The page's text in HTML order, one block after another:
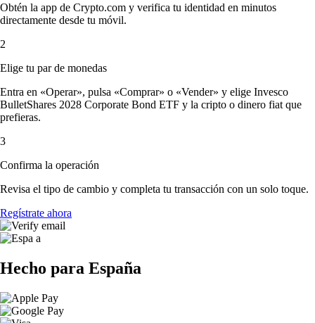
Obtén la app de Crypto.com y verifica tu identidad en minutos
directamente desde tu móvil.
2
Elige tu par de monedas
Entra en «Operar», pulsa «Comprar» o «Vender» y elige Invesco
BulletShares 2028 Corporate Bond ETF y la cripto o dinero fiat que
prefieras.
3
Confirma la operación
Revisa el tipo de cambio y completa tu transacción con un solo toque.
Regístrate ahora
Hecho para España